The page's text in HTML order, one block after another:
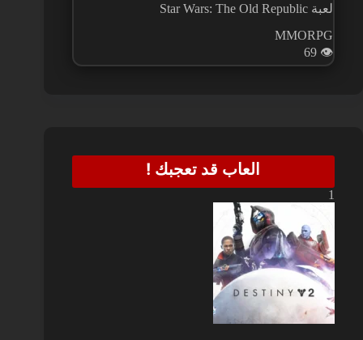
لعبة Star Wars: The Old Republic
MMORPG
👁️
69
العاب قد تعجبك !
1